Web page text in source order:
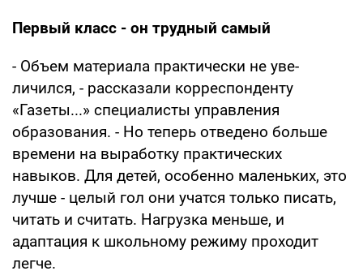
Первый класс - он трудный самый
- Объем материала практически не уве­
личился, - рассказали корреспонденту
«Газеты...» специалисты управления
образова­ния. - Но теперь отведено больше
времени на выработку практических
навыков. Для де­тей, особенно маленьких, это
лучше - целый гол они учатся только писать,
читать и счи­тать. Нагрузка меньше, и
адаптация к школь­ному режиму проходит
легче.